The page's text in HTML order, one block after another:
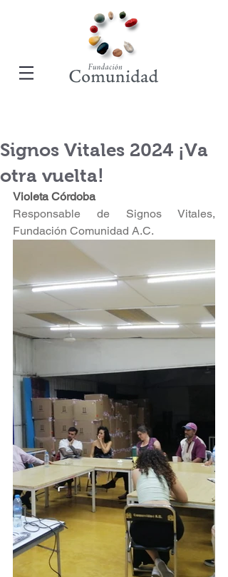
Signos Vitales 2024 ¡Va
otra vuelta!
Violeta Córdoba
Responsable de Signos Vitales,
Fundación Comunidad A.C.